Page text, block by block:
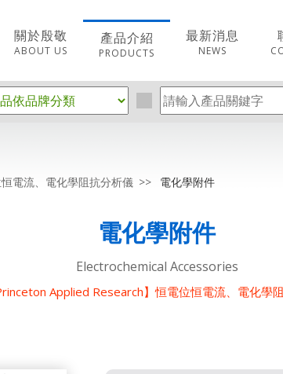
關於殷敬
ABOUT US
產品介紹
PRODUCTS
最新消息
NEWS
電流、電化學阻抗分析儀 電化學附件
電化學附件
Electrochemical Accessories
Applied Research】恒電位恒電流、電化學